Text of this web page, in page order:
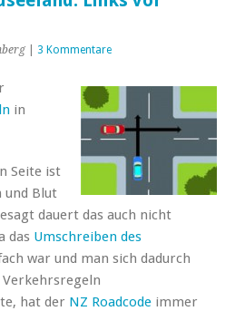
3 Kommentare
in
Seite ist
und Blut
dauert das auch nicht
das Umschreiben des
war und man sich dadurch
hat der NZ Roadcode immer